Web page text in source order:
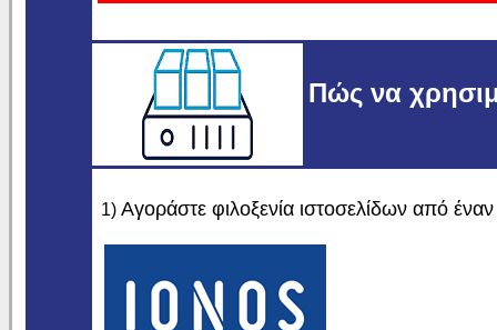
Πώς να
1) Αγοράστε φιλοξενία ιστοσελίδων από